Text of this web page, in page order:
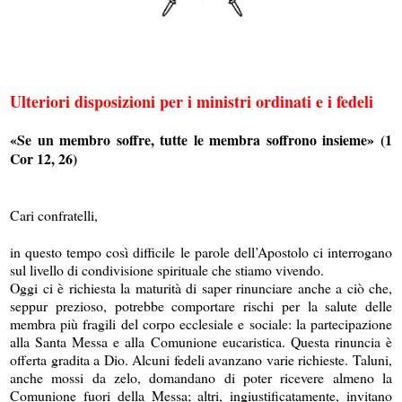
Ulteriori disposizioni per i ministri ordinati e i fedeli
«Se un membro soffre, tutte le membra soffrono insieme» (1
Cor 12, 26)
Cari confratelli,
in questo tempo così difficile le parole dell’Apostolo ci interrogano
sul livello di condivisione spirituale che stiamo vivendo.
Oggi ci è richiesta la maturità di saper rinunciare anche a ciò che,
seppur prezioso, potrebbe comportare rischi per la salute delle
membra più fragili del corpo ecclesiale e sociale: la partecipazione
alla Santa Messa e alla Comunione eucaristica. Questa rinuncia è
offerta gradita a Dio. Alcuni fedeli avanzano varie richieste. Taluni,
anche mossi da zelo, domandano di poter ricevere almeno la
Comunione fuori della Messa; altri, ingiustificatamente, invitano